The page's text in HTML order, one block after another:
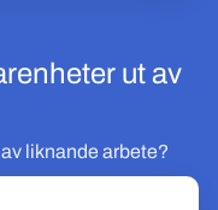
ut av
liknande arbete?